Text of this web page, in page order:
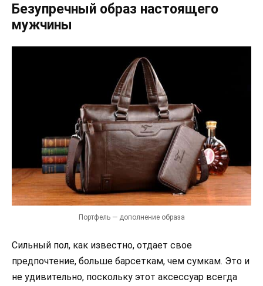
Безупречный образ настоящего
мужчины
Портфель — дополнение образа
Сильный пол, как известно, отдает свое
предпочтение, больше барсеткам, чем сумкам. Это и
не удивительно, поскольку этот аксессуар всегда